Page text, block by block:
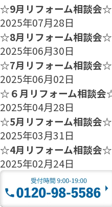
☆9月リフォーム相談会☆
2025年07月28日
☆8月リフォーム相談会☆
2025年06月30日
☆7月リフォーム相談会☆
2025年06月02日
☆６月リフォーム相談
2025年04月28日
☆5月リフォーム相談会☆
2025年03月31日
☆4月リフォーム相談会☆
2025年02月24日
☆3月リフォーム相談会☆
2025年01月27日